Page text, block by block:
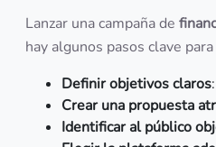
Lanzar una campaña de
hay algunos pasos clave
Definir objetivos claros
Crear una propuesta
Identificar al público